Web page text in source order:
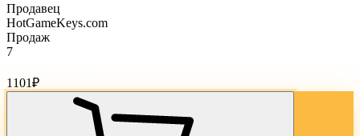
Продавец
HotGameKeys.com
Продаж
7
1101₽